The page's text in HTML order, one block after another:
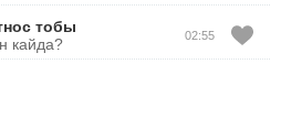
тобы
кайда?
02:55